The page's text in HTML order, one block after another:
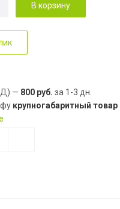
В корзину
— 800 руб. за 1-3 дн.
крупногабаритный товар